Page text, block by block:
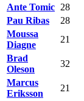
Ante Tomic 28
Pau Ribas
28
Moussa
Diagne
21
Brad
Oleson
32
Marcus
Eriksson
21